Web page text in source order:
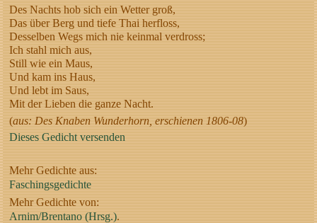
Des Nachts hob sich ein Wetter groß,
Das über Berg und tiefe Thai herfloss,
Desselben Wegs mich nie keinmal verdross;
Ich stahl mich aus,
Still wie ein Maus,
Und kam ins Haus,
Und lebt im Saus,
Mit der Lieben die ganze Nacht.
(aus: Des Knaben Wunderhorn, erschienen 1806-08)
Dieses Gedicht versenden
Mehr Gedichte aus:
Faschingsgedichte
Mehr Gedichte von:
Arnim/Brentano (Hrsg.).